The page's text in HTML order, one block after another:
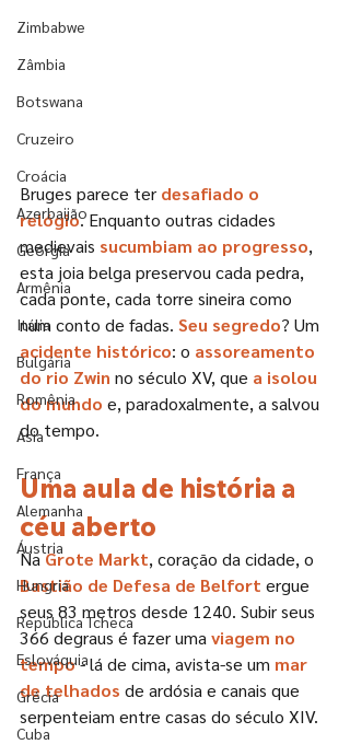
Zimbabwe
Zâmbia
Botswana
Cruzeiro
Croácia
Azerbaijão
Geórgia
Armênia
Itália
Bulgária
Romênia
Ásia
França
Alemanha
Áustria
Hungria
República Tcheca
Eslováquia
Grécia
Cuba
Bruges parece ter desafiado o
relógio. Enquanto outras cidades
medievais sucumbiam ao progresso,
esta joia belga preservou cada pedra,
cada ponte, cada torre sineira como
num conto de fadas. Seu segredo? Um
acidente histórico: o assoreamento
do rio Zwin no século XV, que a isolou
do mundo e, paradoxalmente, a salvou
do tempo.
Uma aula de história a
céu aberto
Na Grote Markt, coração da cidade, o
Bastião de Defesa de Belfort ergue
seus 83 metros desde 1240. Subir seus
366 degraus é fazer uma viagem no
tempo - lá de cima, avista-se um mar
de telhados de ardósia e canais que
serpenteiam entre casas do século XIV.